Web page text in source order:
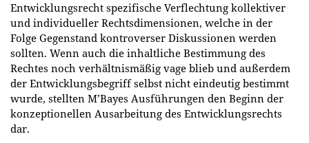
Entwicklungsrecht spezifische Verflechtung kollektiver
und individueller Rechtsdimensionen, welche in der
Folge Gegenstand kontroverser Diskussionen werden
sollten. Wenn auch die inhaltliche Bestimmung des
Rechtes noch verhältnismäßig vage blieb und außerdem
der Entwicklungsbegriff selbst nicht eindeutig bestimmt
wurde, stellten M’Bayes Ausführungen den Beginn der
konzeptionellen Ausarbeitung des Entwicklungsrechts
dar.